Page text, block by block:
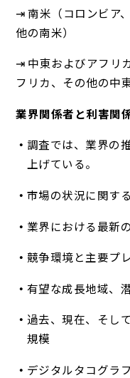
⇥ 南米（コロンビア
他の南米）
⇥ 中東およびアフリ
フリカ、その他の中
業界関係者と利害関
調査では、業界の
上げている。
市場の状況に関す
業界における最新
競争環境と主要プ
有望な成長地域、
過去、現在、そし
規模
デジタルタコグラ